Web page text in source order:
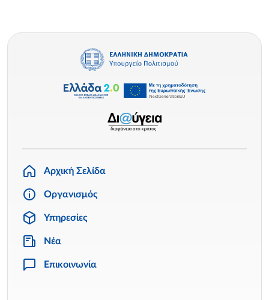
Αρχική Σελίδα
Οργανισμός
Υπηρεσίες
Νέα
Επικοινωνία